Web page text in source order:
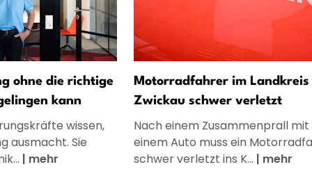
ohne die richtige
kann
wissen,
ausmacht. Sie
| mehr
Motorradfahrer im Landkreis
Zwickau schwer verletzt
Nach einem Zusammenprall mit
einem Auto muss ein
schwer verletzt ins K... | mehr